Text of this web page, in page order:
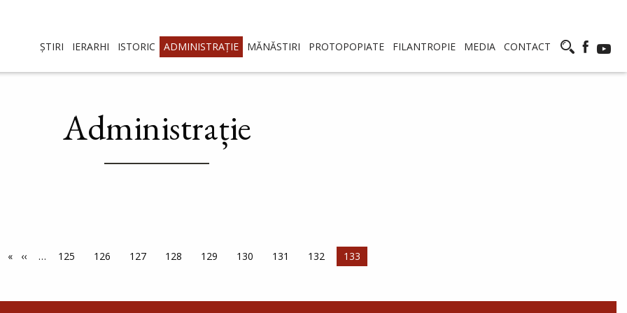
ȘTIRI IERARHI ISTORIC ADMINISTRAȚIE MĂNĂSTIRI PROTOPOPIATE FILANTROPIE MEDIA CONTACT
Administrație
Pagina anterioară
‹‹ … Pagina
125 Pagina
126 Pagina
127 Pagina
128 Pagina
129 Pagina
130 Pagina
131 Pagina
132 Pagina curentă
133